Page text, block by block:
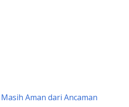
Aman dari Ancaman